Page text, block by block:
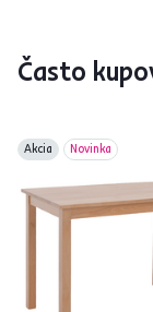
Často
Akcia Novinka